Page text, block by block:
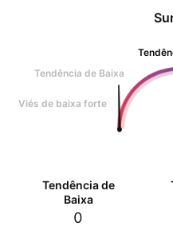
Tendência de Baixa
Viés de baixa forte
Tendência de
Baixa
0